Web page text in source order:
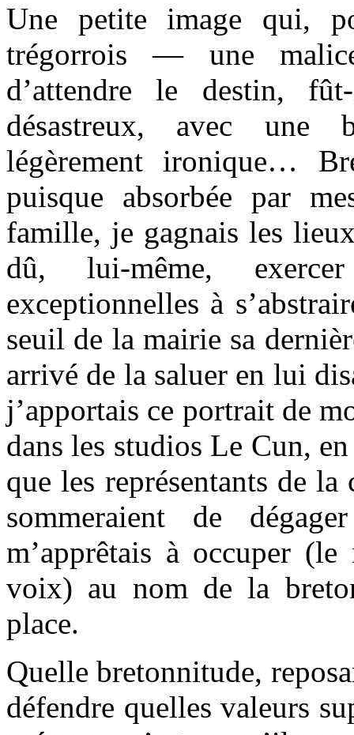
Une petite image qui,
trégorrois — une
d’attendre le destin,
désastreux, avec une
légèrement ironique…
puisque absorbée par
famille, je gagnais les
dû, lui-même,
exceptionnelles à
seuil de la mairie sa
arrivé de la saluer en lui
j’apportais ce portrait de
dans les studios Le Cun,
que les représentants de
sommeraient de
m’apprêtais à occuper
voix) au nom de la
place.
Quelle bretonnitude,
défendre quelles valeurs